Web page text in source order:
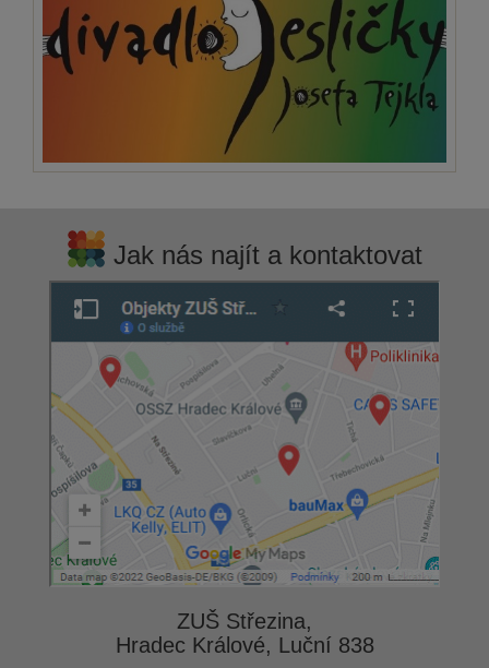
Jak nás najít a kontaktovat
ZUŠ Střezina,
Hradec Králové, Luční 838